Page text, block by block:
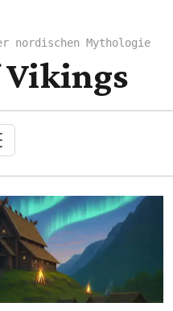
nordischen Mythologie